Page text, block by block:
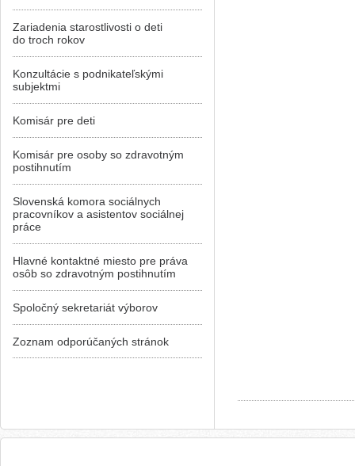
Zariadenia starostlivosti o deti
do troch rokov
Konzultácie s podnikateľskými
subjektmi
Komisár pre deti
Komisár pre osoby so zdravotným
postihnutím
Slovenská komora sociálnych
pracovníkov a asistentov sociálnej
práce
Hlavné kontaktné miesto pre práva
osôb so zdravotným postihnutím
Spoločný sekretariát výborov
Zoznam odporúčaných stránok